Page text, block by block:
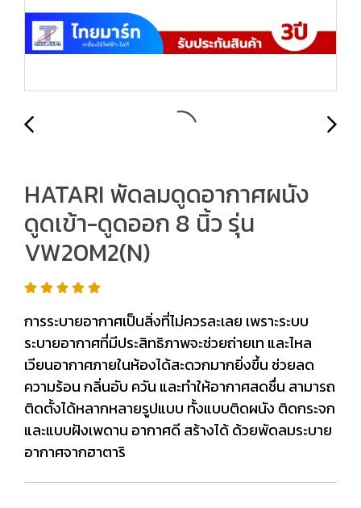
HATARI พัดลมดูดอากาศผนัง
ดูดเข้า-ดูดออก 8 นิ้ว รุ่น
VW20M2(N)
การระบายอากาศเป็นสิ่งที่ไม่ควรละเลย เพราะระบบ
ระบายอากาศที่มีประสิทธิภาพจะช่วยถ่ายเท และไหล
เวียนอากาศภายในห้องได้สะดวกมากยิ่งขึ้น ช่วยลด
ความร้อน กลิ่นอับ ควัน และทำให้อากาศสดชื่น สามารถ
ติดตั้งได้หลากหลายรูปแบบ ทั้งแบบติดผนัง ติดกระจก
และแบบฝังเพดาน อากาศดี สร้างได้ ด้วยพัดลมระบาย
อากาศจากฮาตาริ